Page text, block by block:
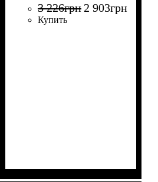
3 226грн 2 903грн
Купить